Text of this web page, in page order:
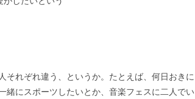
それぞれ違う、というか。たとえば、何日おきに
緒にスポーツしたいとか、音楽フェスに二人でい